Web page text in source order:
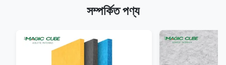
সম্পর্কিত পণ্য